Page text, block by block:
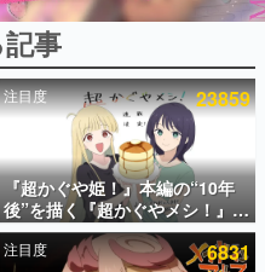
ページビュー数万以上！ などな
た、電ファミ渾身の“殿堂入り”記
の方々に製作時のエピソードをお
（ゲーム）とは何か？を探ってい
ない。『赫本』は、〈試験問題〉
事
注目度 23859
『超かぐや姫！』本編の“10年
後”を描く『超かぐやメシ！』
Web連載決定。新たなWebマン
ガレーベル「ビビビコミック」
注目度 6831